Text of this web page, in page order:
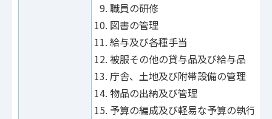
職員の研修
図書の管理
給与及び各種手当
被服その他の貸与品及び給与品
庁舎、土地及び附帯設備の管理
物品の出納及び管理
予算の編成及び軽易な予算の執行